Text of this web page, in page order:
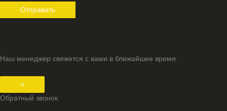
Наш менеджер свяжется с вами в ближайшее время.
×
Обратный звонок